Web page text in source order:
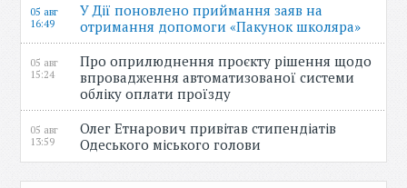
05 авг
16:49
У Дії поновлено приймання заяв на
отримання допомоги «Пакунок школяра»
05 авг
15:24
Про оприлюднення проєкту рішення щодо
впровадження автоматизованої системи
обліку оплати проїзду
05 авг
13:59
Олег Етнарович привітав стипендіатів
Одеського міського голови